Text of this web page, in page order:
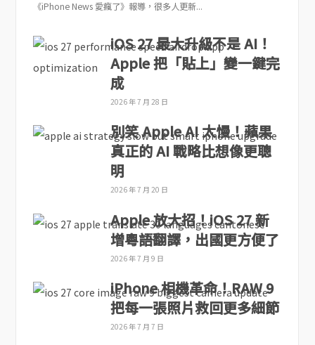
《iPhone News 愛瘋了》報導，很多人更新...
iOS 27 最大升級不是 AI！
Apple 把「貼上」變一鍵完
成
2026 年 7 月 28 日
別笑 Apple AI 太慢！蘋果
真正的 AI 戰略比想像更聰
明
2026 年 7 月 20 日
Apple 放大招！iOS 27 新
增粵語翻譯，出國更方便了
2026 年 7 月 9 日
iPhone 相機革命！RAW 9
把每一張照片救回更多細節
2026 年 7 月 7 日